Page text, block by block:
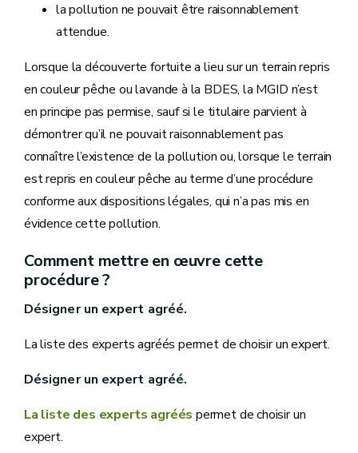
la pollution ne pouvait être raisonnablement
attendue.
Lorsque la découverte fortuite a lieu sur un terrain repris
en couleur pêche ou lavande à la BDES, la MGID n’est
en principe pas permise, sauf si le titulaire parvient à
démontrer qu’il ne pouvait raisonnablement pas
connaître l’existence de la pollution ou, lorsque le terrain
est repris en couleur pêche au terme d’une procédure
conforme aux dispositions légales, qui n’a pas mis en
évidence cette pollution.
Comment mettre en œuvre cette
procédure ?
Désigner un expert agréé.
La liste des experts agréés permet de choisir un expert.
Désigner un expert agréé.
La liste des experts agréés permet de choisir un
expert.